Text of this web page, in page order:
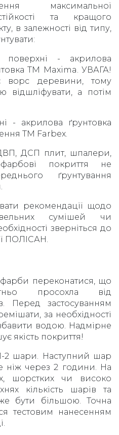
максимальної
та кращого
в залежності від типу,
поверхні - акрилова
ТМ Maxima. УВАГА!
ворс деревини, тому
відшліфувати, а потім
- акрилова ґрунтовка
ТМ Farbex.
ДСП плит, шпалери,
покриття не
ґрунтування
рекомендації щодо
сумішей чи
зверніться до
ПОЛІСАН.
переконатися, що
просохла від
Перед застосуванням
за необхідності
водою. Надмірне
якість покриття!
2 шари. Наступний шар
ніж через 2 години. На
шорстких чи високо
кількість шарів та
бути більшою. Точна
тестовим нанесенням